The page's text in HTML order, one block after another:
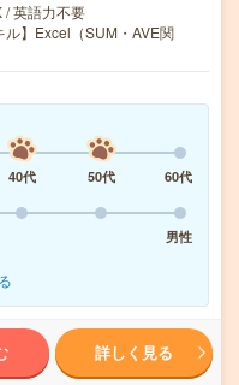
/ 英語力不要
】Excel（SUM・AVE関
40代 50代
60代
男性
詳しく見る